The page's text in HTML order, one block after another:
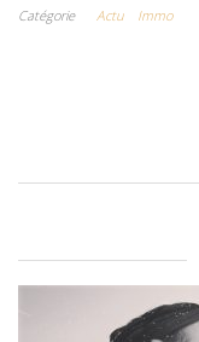
avec précision
Catégorie Actu Immo